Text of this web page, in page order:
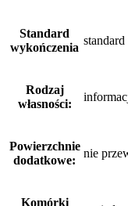
Standard
wykończenia
Rodzaj
własności:
Powierzchnie
dodatkowe:
nie
Komórki